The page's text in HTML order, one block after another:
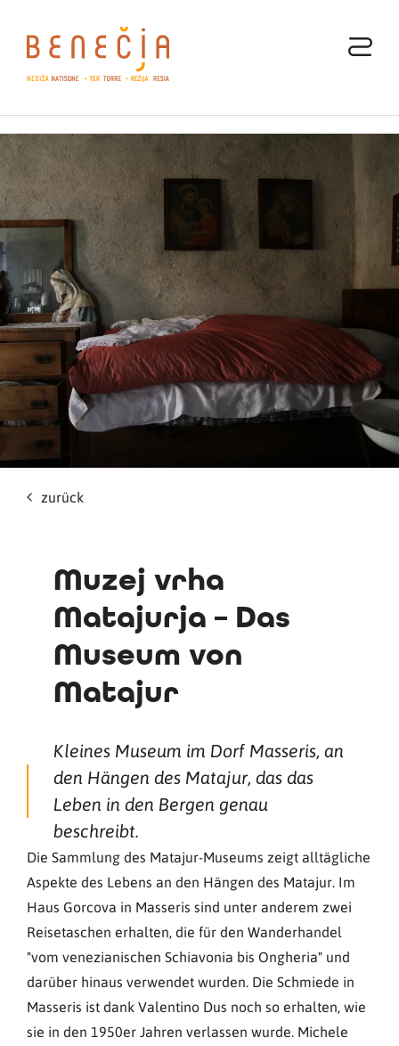
zurück
Muzej vrha
Matajurja – Das
Museum von
Matajur
Kleines Museum im Dorf Masseris, an
den Hängen des Matajur, das das
Leben in den Bergen genau
beschreibt.
Die Sammlung des Matajur-Museums zeigt alltägliche
Aspekte des Lebens an den Hängen des Matajur. Im
Haus Gorcova in Masseris sind unter anderem zwei
Reisetaschen erhalten, die für den Wanderhandel
"vom venezianischen Schiavonia bis Ongheria" und
darüber hinaus verwendet wurden. Die Schmiede in
Masseris ist dank Valentino Dus noch so erhalten, wie
sie in den 1950er Jahren verlassen wurde. Michele